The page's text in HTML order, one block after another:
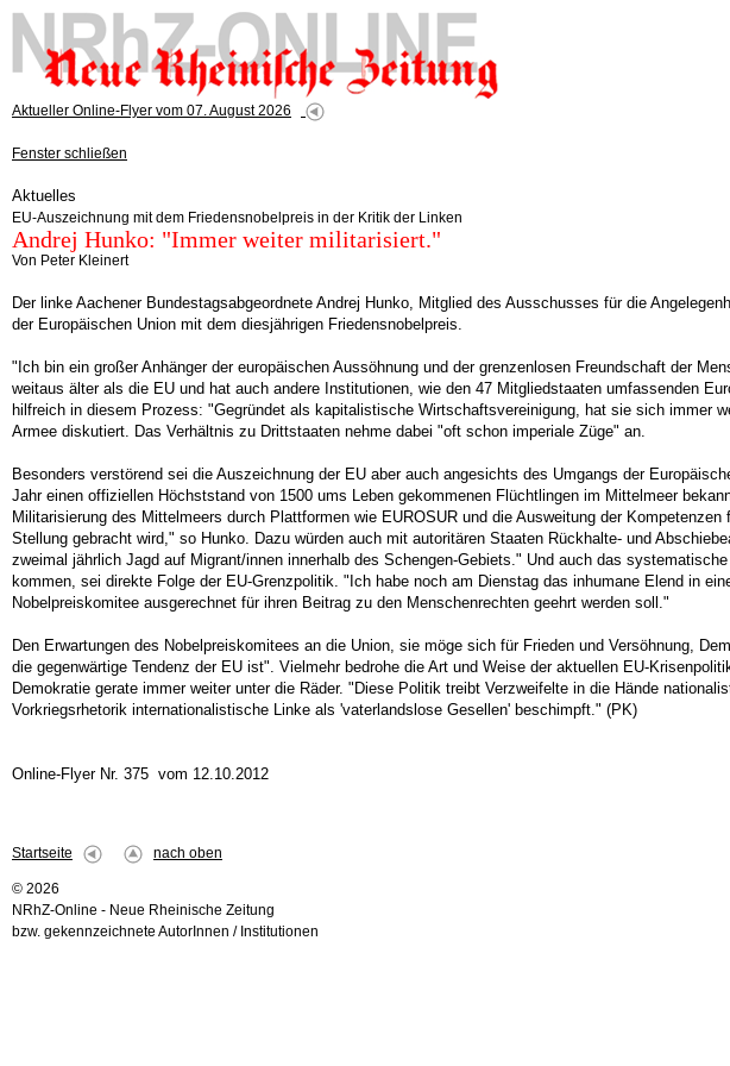
Aktueller Online-Flyer vom 07. August 2026
Fenster schließen
Aktuelles
EU-Auszeichnung mit dem Friedensnobelpreis in der Kritik der Linken
Andrej Hunko: "Immer weiter militarisiert."
Von Peter Kleinert
Der linke Aachener Bundestagsabgeordnete Andrej Hunko, Mitglied des Ausschusses für die
der Europäischen Union mit dem diesjährigen Friedensnobelpreis.
"Ich bin ein großer Anhänger der europäischen Aussöhnung und der grenzenlosen Freundschaft der
weitaus älter als die EU und hat auch andere Institutionen, wie den 47 Mitgliedstaaten umfassenden
hilfreich in diesem Prozess: "Gegründet als kapitalistische Wirtschaftsvereinigung, hat sie sich immer
Armee diskutiert. Das Verhältnis zu Drittstaaten nehme dabei "oft schon imperiale Züge" an.
Besonders verstörend sei die Auszeichnung der EU aber auch angesichts des Umgangs der
Jahr einen offiziellen Höchststand von 1500 ums Leben gekommenen Flüchtlingen im Mittelmeer
Militarisierung des Mittelmeers durch Plattformen wie EUROSUR und die Ausweitung der
Stellung gebracht wird," so Hunko. Dazu würden auch mit autoritären Staaten Rückhalte- und
zweimal jährlich Jagd auf Migrant/innen innerhalb des Schengen-Gebiets." Und auch das
kommen, sei direkte Folge der EU-Grenzpolitik. "Ich habe noch am Dienstag das inhumane Elend in
Nobelpreiskomitee ausgerechnet für ihren Beitrag zu den Menschenrechten geehrt werden soll."
Den Erwartungen des Nobelpreiskomitees an die Union, sie möge sich für Frieden und Versöhnung,
die gegenwärtige Tendenz der EU ist". Vielmehr bedrohe die Art und Weise der aktuellen EU-
Demokratie gerate immer weiter unter die Räder. "Diese Politik treibt Verzweifelte in die Hände
Vorkriegsrhetorik internationalistische Linke als 'vaterlandslose Gesellen' beschimpft." (PK)
Online-Flyer Nr. 375 vom 12.10.2012
Startseite nach oben
© 2026
NRhZ-Online - Neue Rheinische Zeitung
bzw. gekennzeichnete AutorInnen / Institutionen